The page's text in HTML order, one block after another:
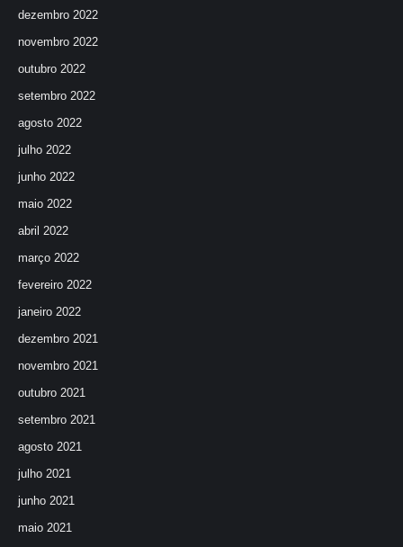
dezembro 2022
novembro 2022
outubro 2022
setembro 2022
agosto 2022
julho 2022
junho 2022
maio 2022
abril 2022
março 2022
fevereiro 2022
janeiro 2022
dezembro 2021
novembro 2021
outubro 2021
setembro 2021
agosto 2021
julho 2021
junho 2021
maio 2021